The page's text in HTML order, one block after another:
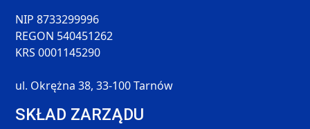
NIP 8733299996
REGON 540451262
KRS 0001145290
ul. Okrężna 38, 33-100 Tarnów
SKŁAD ZARZĄDU